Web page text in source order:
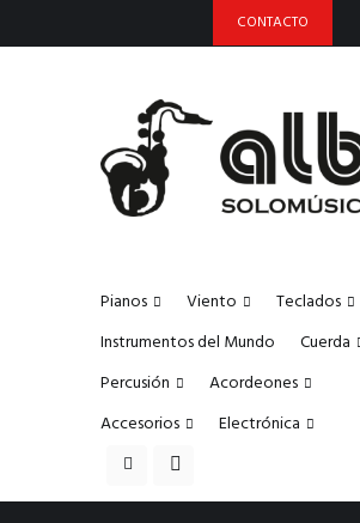
CONTACTO
Pianos Viento
Teclados
Instrumentos del Mundo
Cuerda
Percusión
Acordeones
Accesorios
Electrónica